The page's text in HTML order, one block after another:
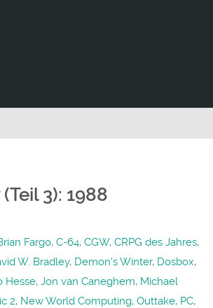
3): 1988
Fargo, C-64, CGW, CRPG des Jahres,
W. Bradley, Demon's Winter, Dosbox,
Hesse, Jon van Caneghem, Michael
2, New World Computing, Outtake, PC,